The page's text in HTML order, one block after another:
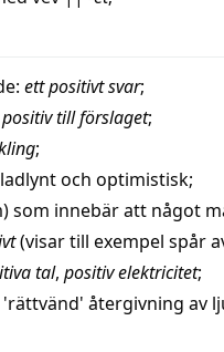
: ettpositivtsvar;
till förslaget;
;
och optimistisk;
som innebäratt något
(visar till exempel spår
tal, positivelektricitet;
'rättvänd' återgivning av